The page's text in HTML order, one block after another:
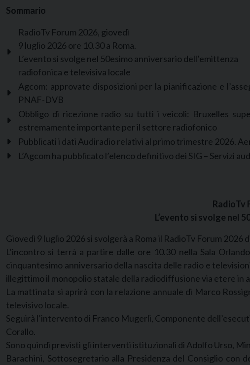
Sommario
RadioTv Forum 2026, giovedì
9 luglio 2026 ore 10.30 a Roma.
L’evento si svolge nel 50esimo anniversario dell’emittenza
radiofonica e televisiva locale
Agcom: approvate disposizioni per la pianificazione e
PNAF-DVB
Obbligo di ricezione radio su tutti i veicoli: Bruxelles
estremamente importante per il settore radiofonico
Pubblicati i dati Audiradio relativi al primo trimestre 2026.
L’Agcom ha pubblicato l’elenco definitivo dei SIG – Servizi
RadioTv
L’evento si svolge nel
Giovedì 9 luglio 2026 si svolgerà a Roma il RadioTv Forum
L’incontro si terrà a partire dalle ore 10.30 nella Sala
cinquantesimo anniversario della nascita delle radio e
illegittimo il monopolio statale della radiodiffusione via etere in
La mattinata si aprirà con la relazione annuale di Marco
televisivo locale.
Seguirà l’intervento di Franco Mugerli, Componente
Corallo.
Sono quindi previsti gli interventi istituzionali di Adolfo Urso,
Barachini, Sottosegretario alla Presidenza del Consiglio con